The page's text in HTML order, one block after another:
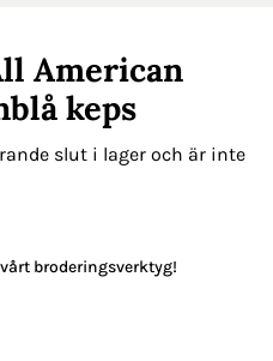
American
keps
slut i lager och är inte
broderingsverktyg!